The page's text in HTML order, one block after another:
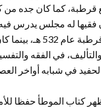
قرطبة، كما كان جده من
كان فقيها له مجلس يدرس
تفسير للقرآن في أسفار، وشرحً على
في الفقه
في شبابه أواخر
كتاب الموطأ حفظا